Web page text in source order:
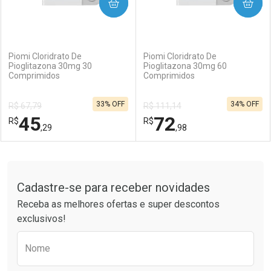
Piomi Cloridrato De
Pioglitazona 30mg 30
Comprimidos
R$ 67,79
R$45,29
33% OFF
COMPRAR
Laboratório
Por Menos
Piomi Cloridrato De
Pioglitazona 30mg 60
Comprimidos
R$ 111,14
R$72,98
34% OFF
COMPRAR
Laboratório
Por Menos
Cadastre-se para receber novidades
Receba as melhores ofertas e super descontos
exclusivos!
Nome